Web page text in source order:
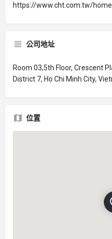
https://www.cht.com.tw/
公司地址
Room 03,5th Floor, Crescent
District 7, Ho Chi Minh City,
位置